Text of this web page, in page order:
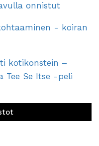
onnistut
- koiran
kotikonstein –
Tee Se Itse -peli